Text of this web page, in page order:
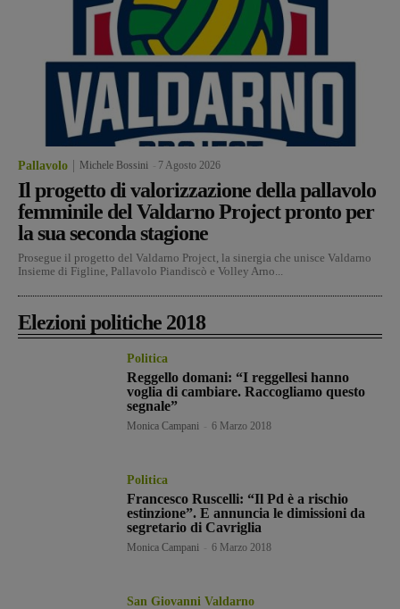
Pallavolo Michele Bossini 7 Agosto 2026
Il progetto di valorizzazione della pallavolo
femminile del Valdarno Project pronto per
la sua seconda stagione
Prosegue il progetto del Valdarno Project, la sinergia che unisce Valdarno
Insieme di Figline, Pallavolo Piandiscò e Volley Arno...
Elezioni politiche 2018
Politica
Reggello domani: “I reggellesi hanno
voglia di cambiare. Raccogliamo questo
segnale”
Monica Campani 6 Marzo 2018
Politica
Francesco Ruscelli: “Il Pd è a rischio
estinzione”. E annuncia le dimissioni da
segretario di Cavriglia
Monica Campani 6 Marzo 2018
San Giovanni Valdarno